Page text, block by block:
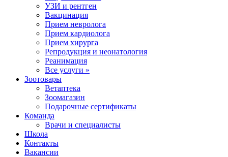
УЗИ и рентген
Вакцинация
Прием невролога
Прием кардиолога
Прием хирурга
Репродукция и неонатология
Реанимация
Все услуги »
Зоотовары
Ветаптека
Зоомагазин
Подарочные сертификаты
Команда
Врачи и специалисты
Школа
Контакты
Вакансии